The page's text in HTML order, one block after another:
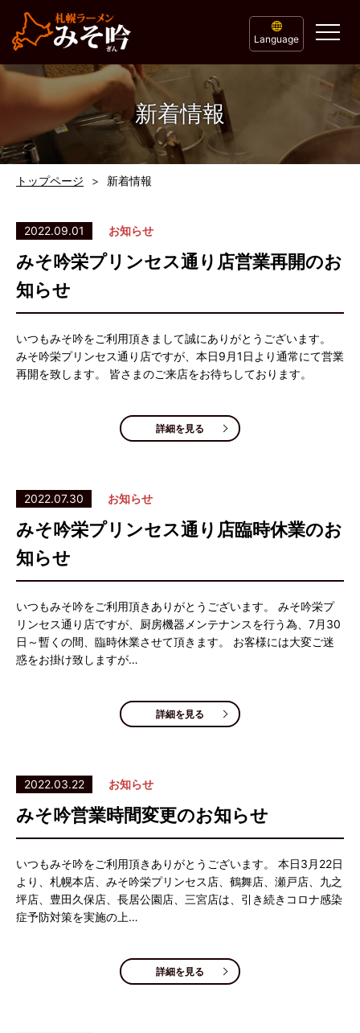
Language
新着情報
トップページ 新着情報
2022.09.01 お知らせ
みそ吟栄プリンセス通り店営業再開のお
知らせ
いつもみそ吟をご利用頂きまして誠にありがとうございます。
みそ吟栄プリンセス通り店ですが、本日9月1日より通常にて営業
再開を致します。 皆さまのご来店をお待ちしております。
詳細を見る
2022.07.30 お知らせ
みそ吟栄プリンセス通り店臨時休業のお
知らせ
いつもみそ吟をご利用頂きありがとうございます。 みそ吟栄プ
リンセス通り店ですが、厨房機器メンテナンスを行う為、7月30
日～暫くの間、臨時休業させて頂きます。 お客様には大変ご迷
惑をお掛け致しますが…
詳細を見る
2022.03.22 お知らせ
みそ吟営業時間変更のお知らせ
いつもみそ吟をご利用頂きありがとうございます。 本日3月22日
より、札幌本店、みそ吟栄プリンセス店、鶴舞店、瀬戸店、九之
坪店、豊田久保店、長居公園店、三宮店は、引き続きコロナ感染
症予防対策を実施の上…
詳細を見る